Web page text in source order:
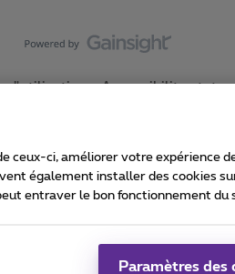
d'utilisation Accessibility
ceux-ci, améliorer votre expérience
également installer des cookies
entraver le bon fonctionnement du
Paramètres des